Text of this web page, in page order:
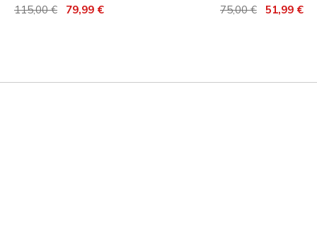
Reduziert von
115,00 € auf
79,99 € Reduziert von
75,00 €auf51,99 €